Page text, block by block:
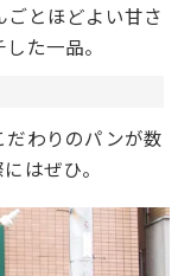
とほどよい甘さ
た一品。
わりのパンが数
はぜひ。